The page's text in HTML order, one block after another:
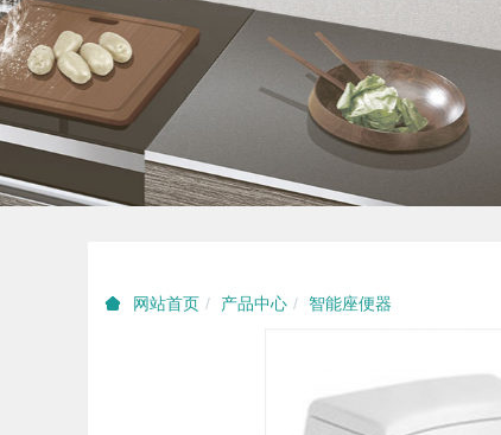
网站首页 产品中心 智能座便器